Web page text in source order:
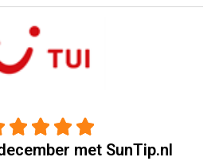
   
met SunTip.nl